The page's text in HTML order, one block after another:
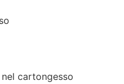
cartongesso